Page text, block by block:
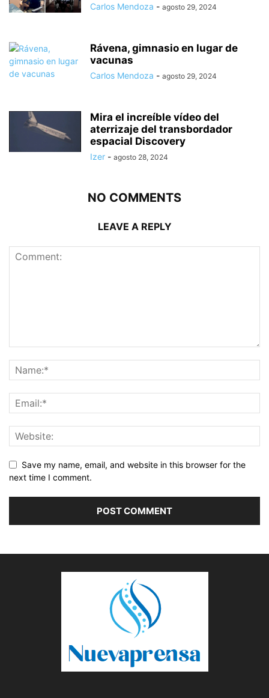
Carlos Mendoza - agosto 29, 2024
Rávena, gimnasio en lugar de
vacunas
Carlos Mendoza - agosto 29, 2024
Mira el increíble vídeo del
aterrizaje del transbordador
espacial Discovery
Izer - agosto 28, 2024
NO COMMENTS
LEAVE A REPLY
Save my name, email, and website in this browser for the
next time I comment.